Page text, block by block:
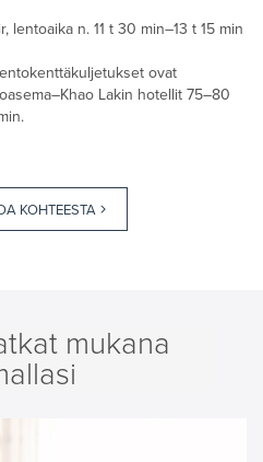
lentoaika n. 11 t 30 min–13 t 15 min
ovat
Lakin hotellit 75–80
KOHTEESTA
mukana